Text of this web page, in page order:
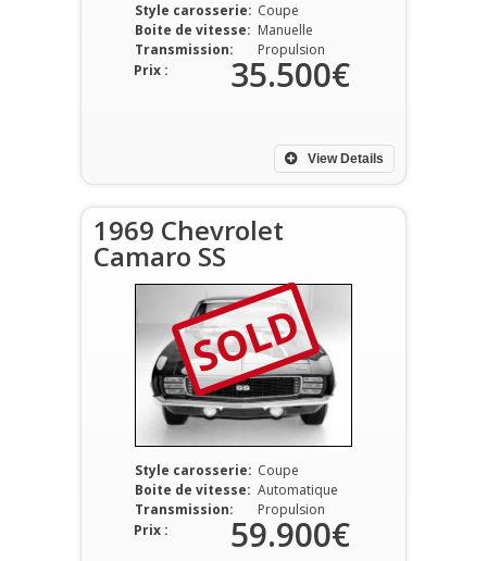
Style carosserie: Coupe
Boite de vitesse: Manuelle
Transmission:
Propulsion
View Details
Prix : 35.500€
1969 Chevrolet
Camaro SS
SOLD
Style carosserie: Coupe
Boite de vitesse: Automatique
Transmission:
Propulsion
Prix : 59.900€